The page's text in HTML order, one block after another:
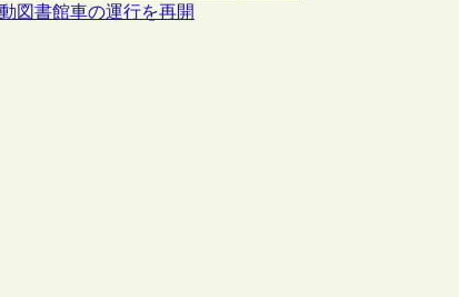
図書館車の運行を再開